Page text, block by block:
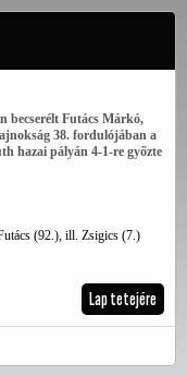
becserélt Futács Márkó,
38. fordulójában a
hazai pályán 4-1-re győzte
(92.), ill. Zsigics (7.)
Lap tetejére